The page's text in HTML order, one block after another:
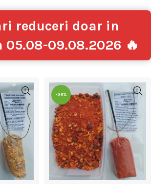
reduceri doar in
05.08-09.08.2026 🔥
-36%